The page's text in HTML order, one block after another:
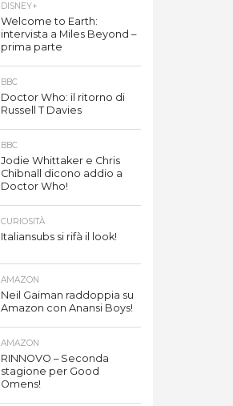
DISNEY+
Welcome to Earth:
intervista a Miles Beyond –
prima parte
BBC
Doctor Who: il ritorno di
Russell T Davies
BBC
Jodie Whittaker e Chris
Chibnall dicono addio a
Doctor Who!
CURIOSITÀ
Italiansubs si rifà il look!
AMAZON
Neil Gaiman raddoppia su
Amazon con Anansi Boys!
AMAZON
RINNOVO – Seconda
stagione per Good
Omens!